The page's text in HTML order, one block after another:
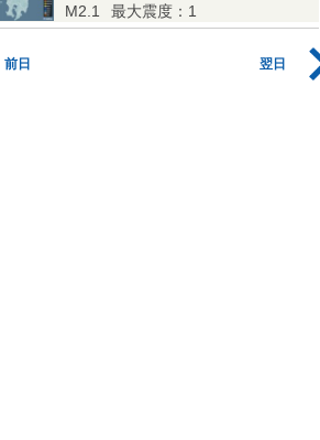
M2.1
最大震度：1
前日 翌日